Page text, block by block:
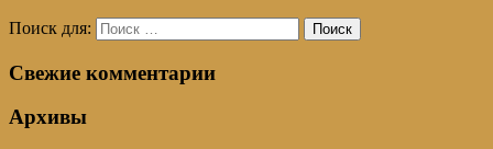
Поиск для: Поиск
Свежие комментарии
Архивы